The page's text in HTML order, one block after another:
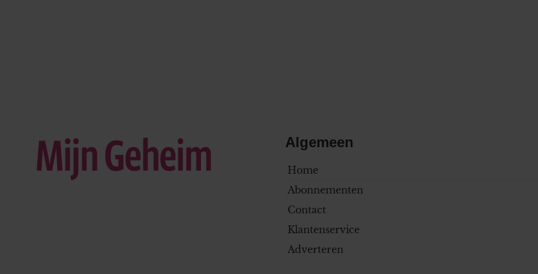
Algemeen
Home
Abonnementen
Contact
Klantenservice
Adverteren